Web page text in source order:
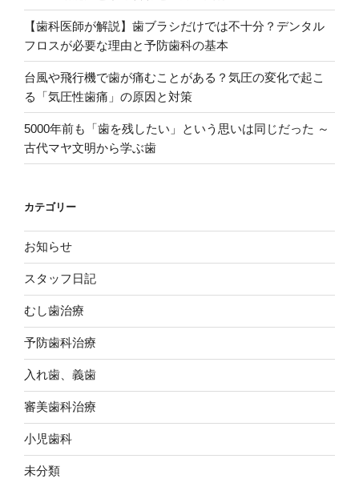
【歯科医師が解説】歯ブラシだけでは不十分？デンタル
フロスが必要な理由と予防歯科の基本
台風や飛行機で歯が痛むことがある？気圧の変化で起こ
る「気圧性歯痛」の原因と対策
5000年前も「歯を残したい」という思いは同じだった ～
古代マヤ文明から学ぶ歯
カテゴリー
お知らせ
スタッフ日記
むし歯治療
予防歯科治療
入れ歯、義歯
審美歯科治療
小児歯科
未分類